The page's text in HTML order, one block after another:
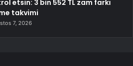
etsin: 3 bin 552 TL zam farkı
takvimi
7, 2026